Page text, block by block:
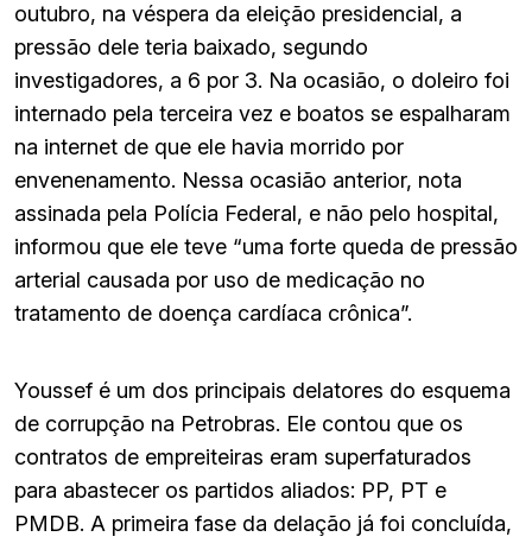
outubro, na véspera da eleição presidencial, a
pressão dele teria baixado, segundo
investigadores, a 6 por 3. Na ocasião, o doleiro foi
internado pela terceira vez e boatos se espalharam
na internet de que ele havia morrido por
envenenamento. Nessa ocasião anterior, nota
assinada pela Polícia Federal, e não pelo hospital,
informou que ele teve “uma forte queda de pressão
arterial causada por uso de medicação no
tratamento de doença cardíaca crônica”.
Youssef é um dos principais delatores do esquema
de corrupção na Petrobras. Ele contou que os
contratos de empreiteiras eram superfaturados
para abastecer os partidos aliados: PP, PT e
PMDB. A primeira fase da delação já foi concluída,